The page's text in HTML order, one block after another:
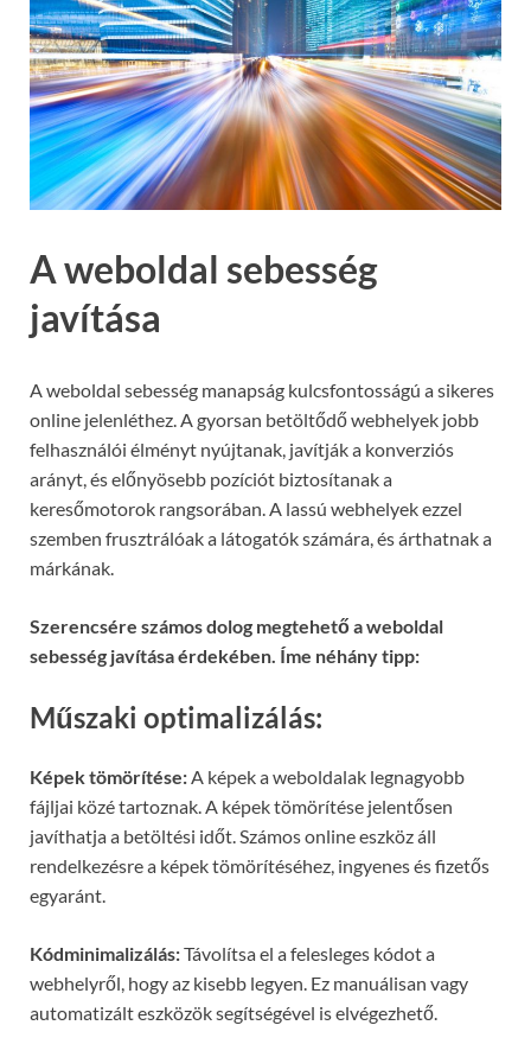
A weboldal sebesség
javítása
A weboldal sebesség manapság kulcsfontosságú a sikeres
online jelenléthez. A gyorsan betöltődő webhelyek jobb
felhasználói élményt nyújtanak, javítják a konverziós
arányt, és előnyösebb pozíciót biztosítanak a
keresőmotorok rangsorában. A lassú webhelyek ezzel
szemben frusztrálóak a látogatók számára, és árthatnak a
márkának.
Szerencsére számos dolog megtehető a weboldal
sebesség javítása érdekében. Íme néhány tipp:
Műszaki optimalizálás:
Képek tömörítése:A képek a weboldalak legnagyobb
fájljai közé tartoznak. A képek tömörítése jelentősen
javíthatja a betöltési időt. Számos online eszköz áll
rendelkezésre a képek tömörítéséhez, ingyenes és fizetős
egyaránt.
Kódminimalizálás:Távolítsa el a felesleges kódot a
webhelyről, hogy az kisebb legyen. Ez manuálisan vagy
automatizált eszközök segítségével is elvégezhető.